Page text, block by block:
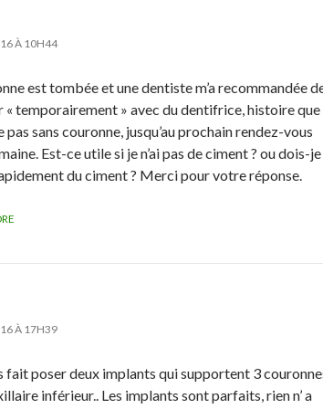
À 10H44
est tombée et une dentiste m’a recommandée
« temporairement » avec du dentifrice, histoire que
pas sans couronne, jusqu’au prochain rendez-vous
Est-ce utile si je n’ai pas de ciment ? ou dois-je
du ciment ? Merci pour votre réponse.
À 17H39
fait poser deux implants qui supportent 3
inférieur.. Les implants sont parfaits, rien n’ a